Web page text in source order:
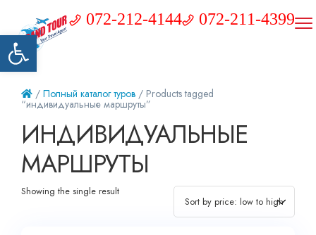
Открыть панель инструментов
072-212-4144 072-211-4399
/ Полный каталог туров / Products tagged
“индивидуальные маршруты”
ИНДИВИДУАЛЬНЫЕ
МАРШРУТЫ
Showing the single result